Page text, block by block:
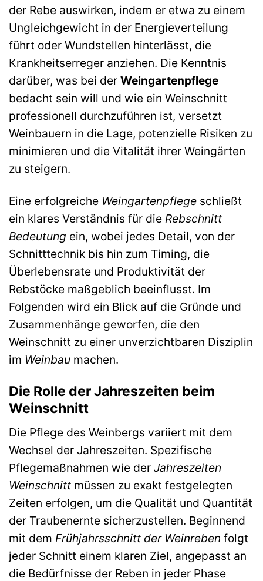
der Rebe auswirken, indem er etwa zu einem
Ungleichgewicht in der Energieverteilung
führt oder Wundstellen hinterlässt, die
Krankheitserreger anziehen. Die Kenntnis
darüber, was bei der Weingartenpflege
bedacht sein will und wie ein Weinschnitt
professionell durchzuführen ist, versetzt
Weinbauern in die Lage, potenzielle Risiken zu
minimieren und die Vitalität ihrer Weingärten
zu steigern.
Eine erfolgreiche Weingartenpflege schließt
ein klares Verständnis für die Rebschnitt
Bedeutung ein, wobei jedes Detail, von der
Schnitttechnik bis hin zum Timing, die
Überlebensrate und Produktivität der
Rebstöcke maßgeblich beeinflusst. Im
Folgenden wird ein Blick auf die Gründe und
Zusammenhänge geworfen, die den
Weinschnitt zu einer unverzichtbaren Disziplin
im Weinbau machen.
Die Rolle der Jahreszeiten beim
Weinschnitt
Die Pflege des Weinbergs variiert mit dem
Wechsel der Jahreszeiten. Spezifische
Pflegemaßnahmen wie der Jahreszeiten
Weinschnitt müssen zu exakt festgelegten
Zeiten erfolgen, um die Qualität und Quantität
der Traubenernte sicherzustellen. Beginnend
mit dem Frühjahrsschnitt der Weinreben folgt
jeder Schnitt einem klaren Ziel, angepasst an
die Bedürfnisse der Reben in jeder Phase